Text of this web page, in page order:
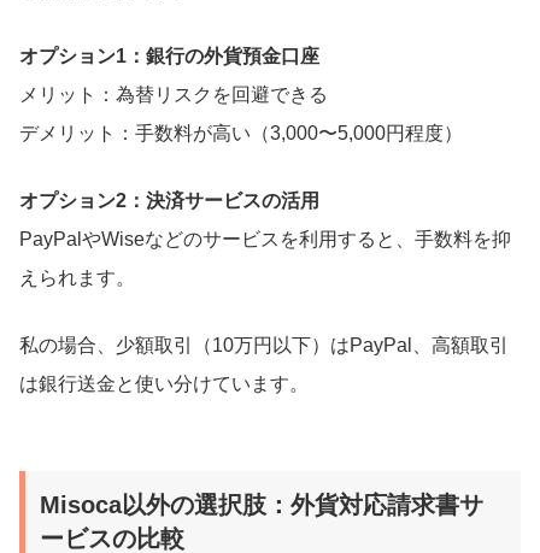
オプション1：銀行の外貨預金口座
メリット：為替リスクを回避できる
デメリット：手数料が高い（3,000〜5,000円程度）
オプション2：決済サービスの活用
PayPalやWiseなどのサービスを利用すると、手数料を抑
えられます。
私の場合、少額取引（10万円以下）はPayPal、高額取引
は銀行送金と使い分けています。
Misoca以外の選択肢：外貨対応請求書サ
ービスの比較